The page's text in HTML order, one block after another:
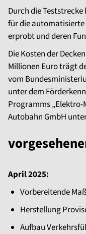
Durch die
für die
erprobt und deren
Die Kosten der
Millionen Euro trägt
vom
unter dem
Programms
Autobahn GmbH
April 2025:
Vorbereitende
Herstellung
Aufbau